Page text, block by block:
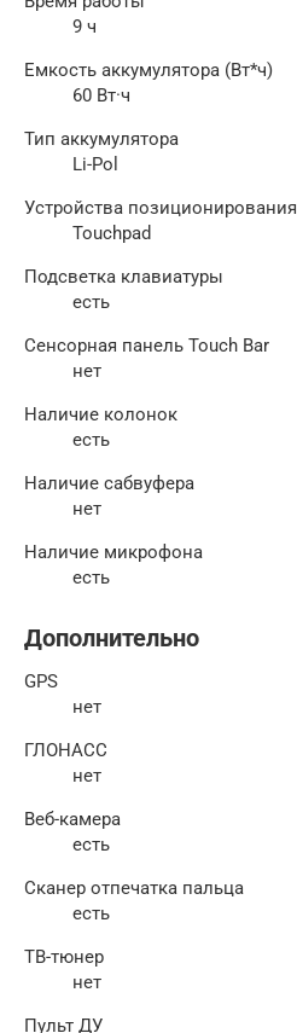
9 ч
Емкость аккумулятора (Вт*ч)
60 Вт·ч
Тип аккумулятора
Li-Pol
Устройства позиционирования
Touchpad
Подсветка клавиатуры
есть
Сенсорная панель Touch Bar
нет
Наличие колонок
есть
Наличие сабвуфера
нет
Наличие микрофона
есть
Дополнительно
GPS
нет
ГЛОНАСС
нет
Веб-камера
есть
Сканер отпечатка пальца
есть
ТВ-тюнер
нет
Пульт ДУ